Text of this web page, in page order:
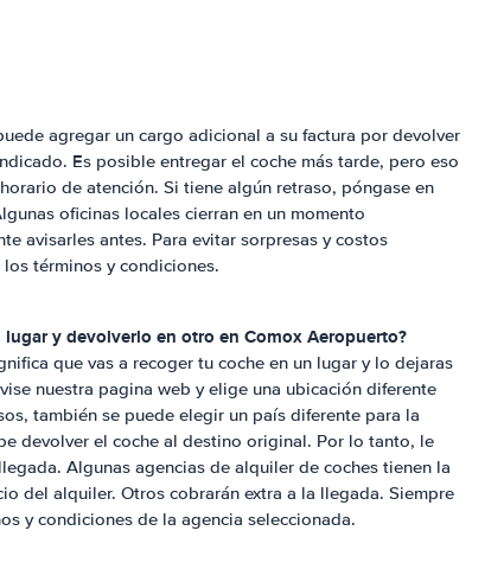
agregar un cargo adicional a su factura por devolver
Es posible entregar el coche más tarde, pero eso
de atención. Si tiene algún retraso, póngase en
oficinas locales cierran en un momento
avisarles antes. Para evitar sorpresas y costos
términos y condiciones.
y devolverlo en otro en Comox Aeropuerto?
que vas a recoger tu coche en un lugar y lo dejaras
nuestra pagina web y elige una ubicación diferente
también se puede elegir un país diferente para la
devolver el coche al destino original. Por lo tanto, le
Algunas agencias de alquiler de coches tienen la
del alquiler. Otros cobrarán extra a la llegada. Siempre
y condiciones de la agencia seleccionada.